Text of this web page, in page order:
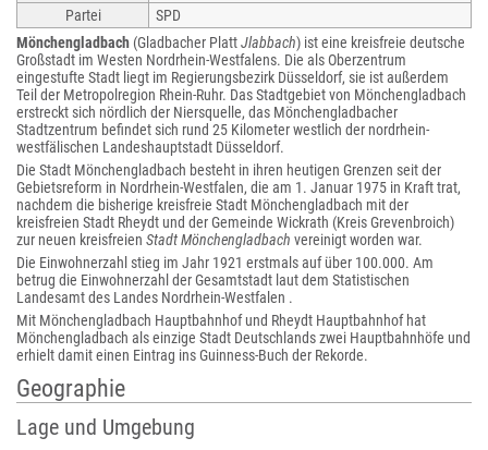
Partei
SPD
Mönchengladbach (Gladbacher PlattJlabbach) ist eine kreisfreie deutsche
Großstadt im Westen Nordrhein-Westfalens. Die als Oberzentrum
eingestufte Stadt liegt im Regierungsbezirk Düsseldorf, sie ist außerdem
Teil der Metropolregion Rhein-Ruhr. Das Stadtgebiet von Mönchengladbach
erstreckt sich nördlich der Niersquelle, das Mönchengladbacher
Stadtzentrum befindet sich rund 25 Kilometer westlich der nordrhein-
westfälischen Landeshauptstadt Düsseldorf.
Die Stadt Mönchengladbach besteht in ihren heutigen Grenzen seit der
Gebietsreform in Nordrhein-Westfalen, die am 1. Januar 1975 in Kraft trat,
nachdem die bisherige kreisfreie Stadt Mönchengladbach mit der
kreisfreien Stadt Rheydt und der Gemeinde Wickrath (Kreis Grevenbroich)
zur neuen kreisfreien Stadt Mönchengladbach vereinigt worden war.
Die Einwohnerzahl stieg im Jahr 1921 erstmals auf über 100.000. Am
betrug die Einwohnerzahl der Gesamtstadt laut dem Statistischen
Landesamt des Landes Nordrhein-Westfalen .
Mit Mönchengladbach Hauptbahnhof und Rheydt Hauptbahnhof hat
Mönchengladbach als einzige Stadt Deutschlands zwei Hauptbahnhöfe und
erhielt damit einen Eintrag ins Guinness-Buch der Rekorde.
Geographie
Lage und Umgebung